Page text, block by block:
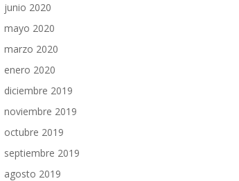
junio 2020
mayo 2020
marzo 2020
enero 2020
diciembre 2019
noviembre 2019
octubre 2019
septiembre 2019
agosto 2019